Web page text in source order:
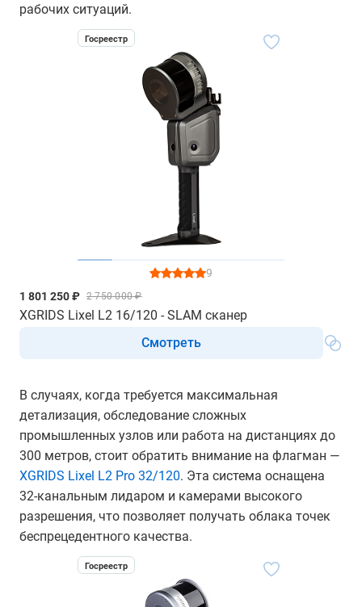
рабочих ситуаций.
Госреестр
9
1 801 250 ₽ 2 750 000 ₽
XGRIDS Lixel L2 16/120 - SLAM сканер
Смотреть
В случаях, когда требуется максимальная
детализация, обследование сложных
промышленных узлов или работа на дистанциях до
300 метров, стоит обратить внимание на флагман —
XGRIDS Lixel L2 Pro 32/120. Эта система оснащена
32-канальным лидаром и камерами высокого
разрешения, что позволяет получать облака точек
беспрецедентного качества.
Госреестр